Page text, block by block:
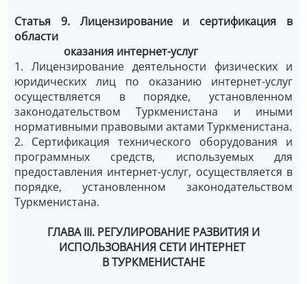
Статья 9. Лицензирование и сертификация в
области
оказания интернет-услуг
1. Лицензирование деятельности физических и
юридических лиц по оказанию интернет-услуг
осуществляется в порядке, установленном
законодательством Туркменистана и иными
нормативными правовыми актами Туркменистана.
2. Сертификация технического оборудования и
программных средств, используемых для
предоставления интернет-услуг, осуществляется в
порядке, установленном законодательством
Туркменистана.
ГЛАВА III. РЕГУЛИРОВАНИЕ РАЗВИТИЯ И
ИСПОЛЬЗОВАНИЯ СЕТИ ИНТЕРНЕТ
В ТУРКМЕНИСТАНЕ